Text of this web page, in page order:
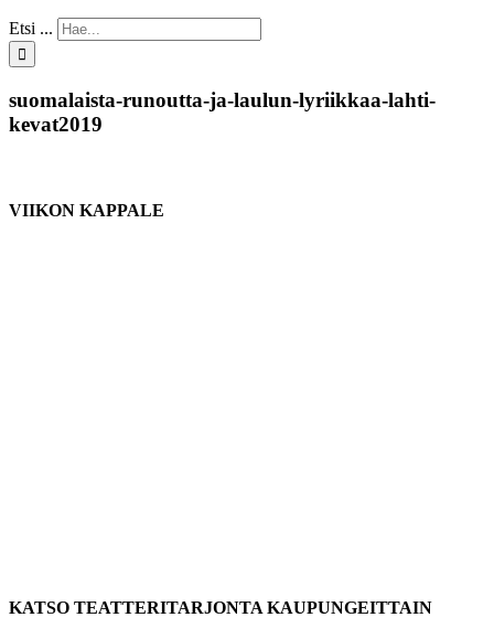
Etsi ...
suomalaista-runoutta-ja-laulun-lyriikkaa-lahti-
kevat2019
VIIKON KAPPALE
KATSO TEATTERITARJONTA KAUPUNGEITTAIN